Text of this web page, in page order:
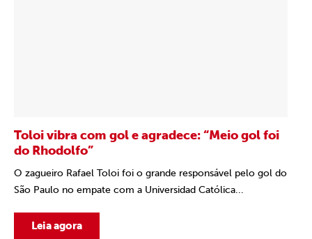
Toloi vibra com gol e agradece: “Meio gol foi
do Rhodolfo”
O zagueiro Rafael Toloi foi o grande responsável pelo gol do
São Paulo no empate com a Universidad Católica...
Leia agora